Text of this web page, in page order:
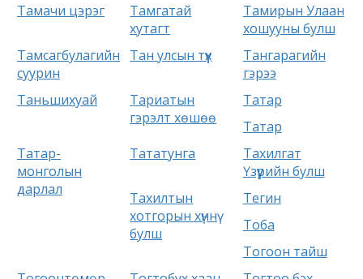
Тамачи цэрэг
Тамгатай
хутагт
Тамирын Улаан
хошууны булш
Тамсагбулагийн
суурин
Тан улсын түүх
Тангарагийн
гэрээ
Таньшихуай
Тариатын
гэрэлт хөшөө
Татар
Татар
Татар-
монголын
дарлал
Тататунга
Тахилгат
Үзүүрийн булш
Тахилтын
хотгорын хүннү
булш
Тегин
Тоба
Тогоон тайш